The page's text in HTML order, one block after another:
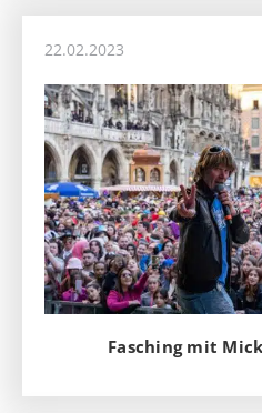
22.02.2023
Fasching mit